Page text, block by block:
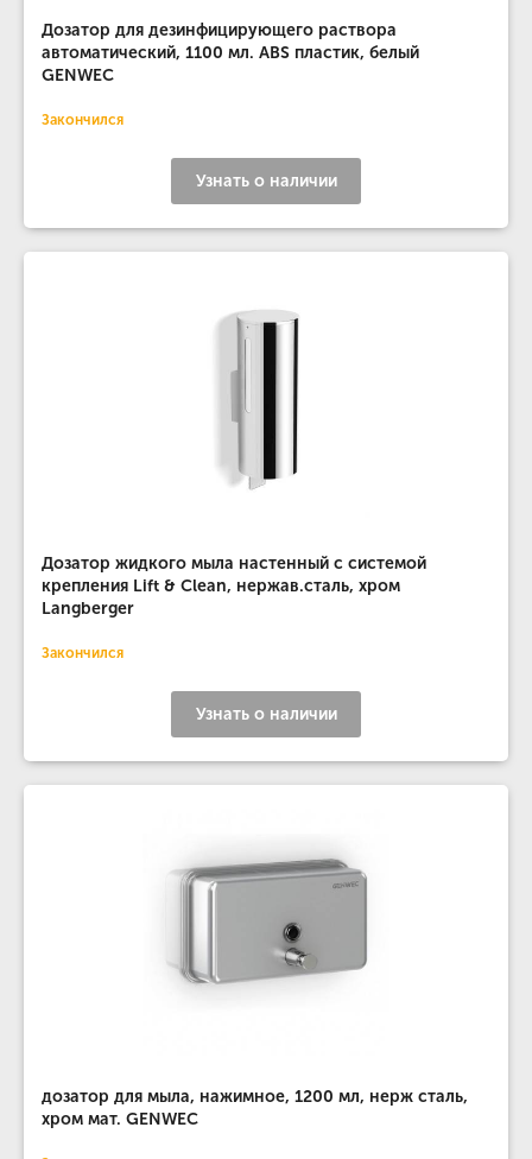
Дозатор для дезинфицирующего раствора
автоматический, 1100 мл. ABS пластик, белый
GENWEC
Закончился
Узнать о наличии
Дозатор жидкого мыла настенный с системой
крепления Lift & Clean, нержав.сталь, хром
Langberger
Закончился
Узнать о наличии
дозатор для мыла, нажимное, 1200 мл, нерж сталь,
хром мат. GENWEC